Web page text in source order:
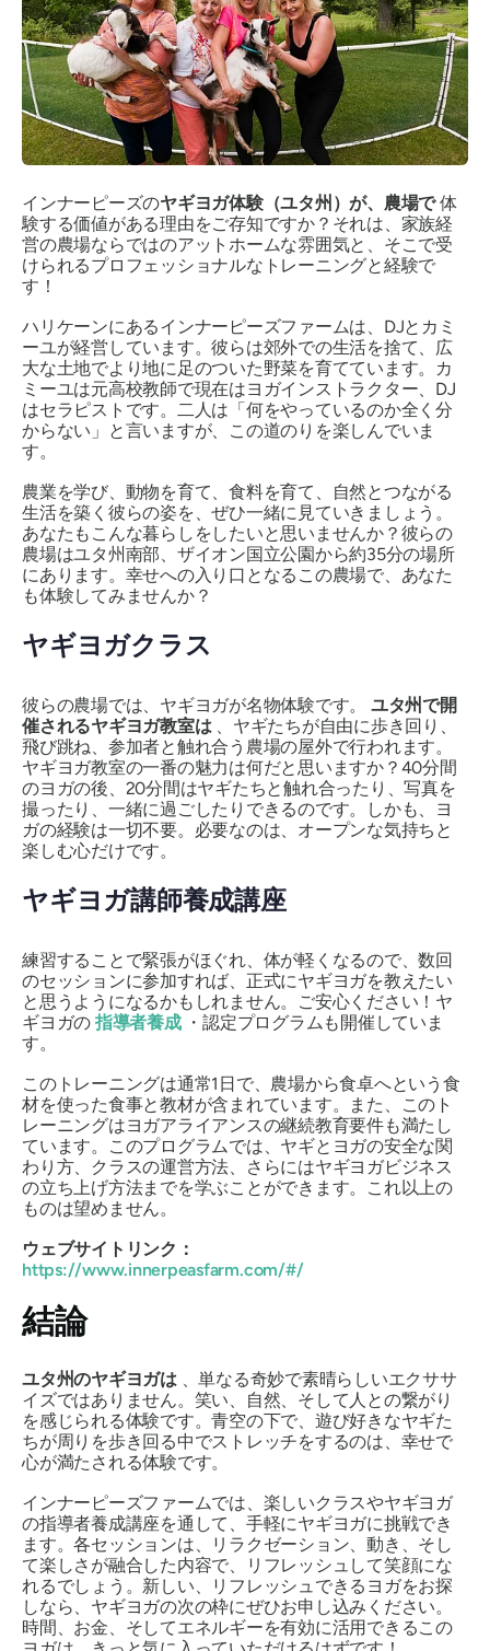
インナーピーズのヤギヨガ体験（ユタ州）が、農場で体
験する価値がある理由をご存知ですか？それは、家族経
営の農場ならではのアットホームな雰囲気と、そこで受
けられるプロフェッショナルなトレーニングと経験で
す！
ハリケーンにあるインナーピーズファームは、DJとカミ
ーユが経営しています。彼らは郊外での生活を捨て、広
大な土地でより地に足のついた野菜を育てています。カ
ミーユは元高校教師で現在はヨガインストラクター、DJ
はセラピストです。二人は「何をやっているのか全く分
からない」と言いますが、この道のりを楽しんでいま
す。
農業を学び、動物を育て、食料を育て、自然とつながる
生活を築く彼らの姿を、ぜひ一緒に見ていきましょう。
あなたもこんな暮らしをしたいと思いませんか？彼らの
農場はユタ州南部、ザイオン国立公園から約35分の場所
にあります。幸せへの入り口となるこの農場で、あなた
も体験してみませんか？
ヤギヨガクラス
彼らの農場では、ヤギヨガが名物体験です。 ユタ州で開
催されるヤギヨガ教室は 、ヤギたちが自由に歩き回り、
飛び跳ね、参加者と触れ合う農場の屋外で行われます。
ヤギヨガ教室の一番の魅力は何だと思いますか？40分間
のヨガの後、20分間はヤギたちと触れ合ったり、写真を
撮ったり、一緒に過ごしたりできるのです。しかも、ヨ
ガの経験は一切不要。必要なのは、オープンな気持ちと
楽しむ心だけです。
ヤギヨガ講師養成講座
練習することで緊張がほぐれ、体が軽くなるので、数回
のセッションに参加すれば、正式にヤギヨガを教えたい
と思うようになるかもしれません。ご安心ください！ヤ
ギヨガの 指導者養成 ・認定プログラムも開催していま
す。
このトレーニングは通常1日で、農場から食卓へという食
材を使った食事と教材が含まれています。また、このト
レーニングはヨガアライアンスの継続教育要件も満たし
ています。このプログラムでは、ヤギとヨガの安全な関
わり方、クラスの運営方法、さらにはヤギヨガビジネス
の立ち上げ方法までを学ぶことができます。これ以上の
ものは望めません。
ウェブサイトリンク：
https://www.innerpeasfarm.com/#/
結論
ユタ州のヤギヨガは、単なる奇妙で素晴らしいエクササ
イズではありません。笑い、自然、そして人との繋がり
を感じられる体験です。青空の下で、遊び好きなヤギた
ちが周りを歩き回る中でストレッチをするのは、幸せで
心が満たされる体験です。
インナーピーズファームでは、楽しいクラスやヤギヨガ
の指導者養成講座を通して、手軽にヤギヨガに挑戦でき
ます。各セッションは、リラクゼーション、動き、そし
て楽しさが融合した内容で、リフレッシュして笑顔にな
れるでしょう。新しい、リフレッシュできるヨガをお探
しなら、ヤギヨガの次の枠にぜひお申し込みください。
時間、お金、そしてエネルギーを有効に活用できるこの